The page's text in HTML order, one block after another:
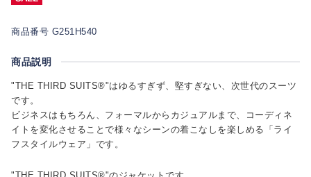
商品番号 G251H540
商品説明
"THE THIRD SUITS®"はゆるすぎず、堅すぎない、次世代のスーツ
です。
ビジネスはもちろん、フォーマルからカジュアルまで、コーディネ
イトを変化させることで様々なシーンの着こなしを楽しめる「ライ
フスタイルウェア」です。
"THE THIRD SUITS®"のジャケットです。